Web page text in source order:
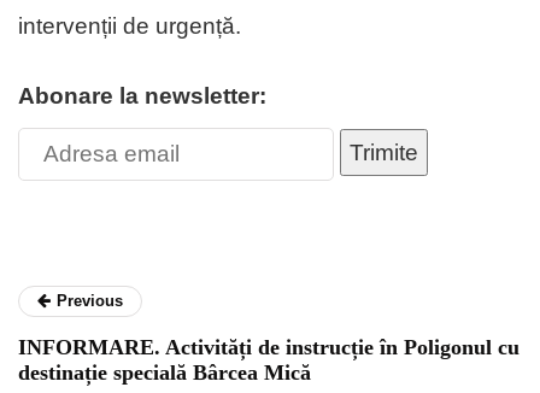
intervenții de urgență.
Abonare la newsletter:
Trimite
Previous
INFORMARE. Activități de instrucție în Poligonul cu
destinație specială Bârcea Mică